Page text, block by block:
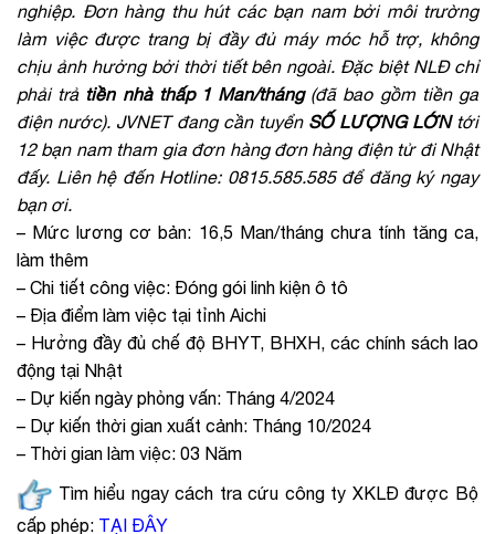
nghiệp. Đơn hàng thu hút các bạn nam bởi môi trường
làm việc được trang bị đầy đủ máy móc hỗ trợ, không
chịu ảnh hưởng bởi thời tiết bên ngoài. Đặc biệt NLĐ chỉ
phải trả tiền nhà thấp 1 Man/tháng(đã bao gồm tiền ga
điện nước). JVNET đang cần tuyển SỐ LƯỢNG LỚNtới
12 bạn nam tham gia đơn hàng đơn hàng điện tử đi Nhật
đấy. Liên hệ đến Hotline: 0815.585.585 để đăng ký ngay
bạn ơi.
– Mức lương cơ bản: 16,5 Man/tháng chưa tính tăng ca,
làm thêm
– Chi tiết công việc: Đóng gói linh kiện ô tô
– Địa điểm làm việc tại tỉnh Aichi
– Hưởng đầy đủ chế độ BHYT, BHXH, các chính sách lao
động tại Nhật
– Dự kiến ngày phỏng vấn: Tháng 4/2024
– Dự kiến thời gian xuất cảnh: Tháng 10/2024
– Thời gian làm việc: 03 Năm
Tìm hiểu ngay cách tra cứu công ty XKLĐ được Bộ
cấp phép: TẠI ĐÂY